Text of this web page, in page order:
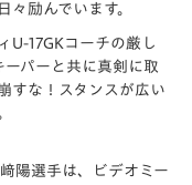
々励んでいます。
U-17GKコーチの厳し
パーと共に真剣に取
すな！スタンスが広い
陽選手は、ビデオミー